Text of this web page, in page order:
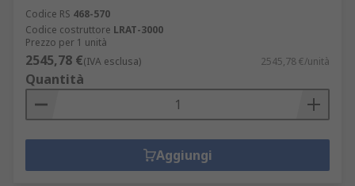
Codice RS 468-570
Codice costruttore LRAT-3000
Prezzo per 1 unità
2545,78 €(IVA esclusa) 2545,78 €/unità
Quantità
Aggiungi